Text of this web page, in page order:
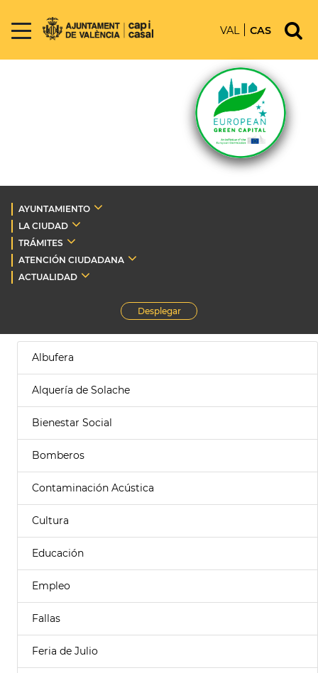
VAL CAS
AYUNTAMIENTO
LA CIUDAD
TRÁMITES
ATENCIÓN CIUDADANA
ACTUALIDAD
Desplegar
Albufera
Alquería de Solache
Bienestar Social
Bomberos
Contaminación Acústica
Cultura
Educación
Empleo
Fallas
Feria de Julio